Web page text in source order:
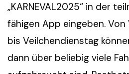
„KARNEVAL2025“ in der
fähigen App eingeben.
bis Veilchendienstag
dann über beliebig viele